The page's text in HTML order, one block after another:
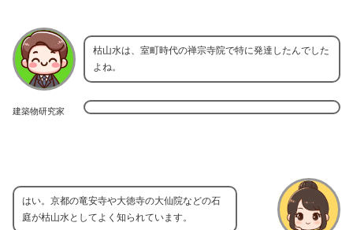
建築物研究家
枯山水は、室町時代の禅宗寺院で特に発達したんでした
よね。
はい。京都の竜安寺や大徳寺の大仙院などの石
庭が枯山水としてよく知られています。